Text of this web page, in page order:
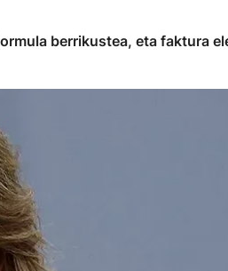
berrikustea, eta faktura